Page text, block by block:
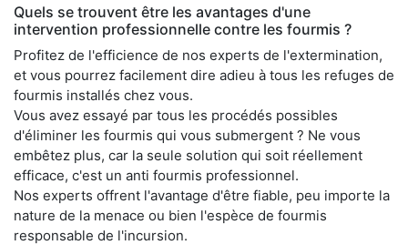
Quels se trouvent être les avantages d'une
intervention professionnelle contre les fourmis ?
Profitez de l'efficience de nos experts de l'extermination,
et vous pourrez facilement dire adieu à tous les refuges de
fourmis installés chez vous.
Vous avez essayé par tous les procédés possibles
d'éliminer les fourmis qui vous submergent ? Ne vous
embêtez plus, car la seule solution qui soit réellement
efficace, c'est un anti fourmis professionnel.
Nos experts offrent l'avantage d'être fiable, peu importe la
nature de la menace ou bien l'espèce de fourmis
responsable de l'incursion.